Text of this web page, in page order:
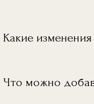
Какие
Что можно